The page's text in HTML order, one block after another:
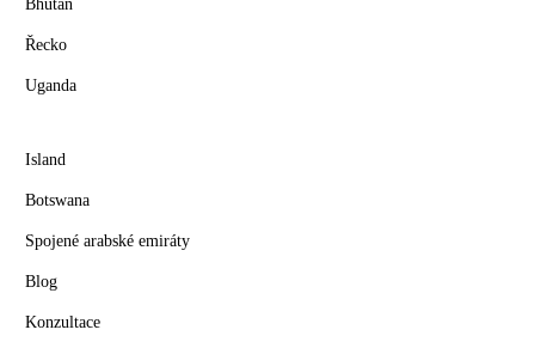
Bhútán
Řecko
Uganda
Island
Botswana
Spojené arabské emiráty
Blog
Konzultace